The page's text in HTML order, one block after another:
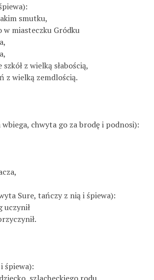
smutku,
w miasteczku Gródku
szkół z wielką słabością,
z wielką zemdlością.
wbiega, chwyta go za brodę i podnosi):
Sure, tańczy z nią i śpiewa):
uczynił
śpiewa):